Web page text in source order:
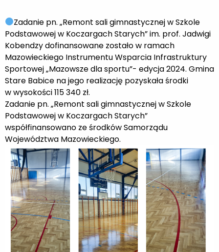
Zadanie pn. „Remont sali gimnastycznej w Szkole
Podstawowej w Koczargach Starych” im. prof. Jadwigi
Kobendzy dofinansowane zostało w ramach
Mazowieckiego Instrumentu Wsparcia Infrastruktury
Sportowej „Mazowsze dla sportu”- edycja 2024. Gmina
Stare Babice na jego realizację pozyskała środki
w wysokości 115 340 zł.
Zadanie pn. „Remont sali gimnastycznej w Szkole
Podstawowej w Koczargach Starych”
współfinansowano ze środków Samorządu
Województwa Mazowieckiego.